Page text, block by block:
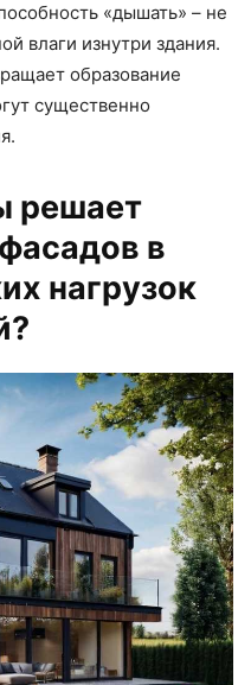
«дышать» – не
влаги изнутри здания.
образование
существенно
решает
в
нагрузок